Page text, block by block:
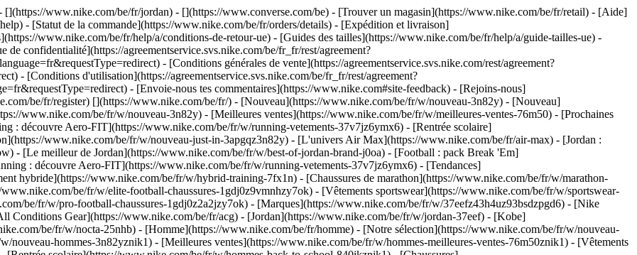
www.nike.com/be/fr/jordan) - [](https://www.converse.com/be) - [Trouver un magasin](https://www.nike.com/be/fr/retail) - [Aide]
- [Statut de la commande](https://www.nike.com/be/fr/orders/details) - [Expédition et livraison]
www.nike.com/be/fr/help/a/conditions-de-retour-ue) - [Guides des tailles](https://www.nike.com/be/fr/help/a/guide-tailles-ue) -
confidentialité](https://agreementservice.svs.nike.com/be/fr_fr/rest/agreement?
- [Conditions générales de vente](https://agreementservice.svs.nike.com/rest/agreement?
- [Conditions d'utilisation](https://agreementservice.svs.nike.com/be/fr_fr/rest/agreement?
- [Envoie-nous tes commentaires](https://www.nike.com#site-feedback) - [Rejoins-nous]
be/fr/register) [](https://www.nike.com/be/fr/) - [Nouveau](https://www.nike.com/be/fr/w/nouveau-3n82y) - [Nouveau]
www.nike.com/be/fr/w/nouveau-3n82y) - [Meilleures ventes](https://www.nike.com/be/fr/w/meilleures-ventes-76m50) - [Prochaines
: découvre Aero-FIT](https://www.nike.com/be/fr/w/running-vetements-37v7jz6ymx6) - [Rentrée scolaire]
www.nike.com/be/fr/w/nouveau-just-in-3apgqz3n82y) - [L'univers Air Max](https://www.nike.com/be/fr/air-max) - [Jordan :
- [Le meilleur de Jordan](https://www.nike.com/be/fr/w/best-of-jordan-brand-j0oa) - [Football : pack Break 'Em]
: découvre Aero-FIT](https://www.nike.com/be/fr/w/running-vetements-37v7jz6ymx6) - [Tendances]
hybride](https://www.nike.com/be/fr/w/hybrid-training-7fx1n) - [Chaussures de marathon](https://www.nike.com/be/fr/w/marathon-
be/fr/w/elite-football-chaussures-1gdj0z9vmnhzy7ok) - [Vêtements sportswear](https://www.nike.com/be/fr/w/sportswear-
be/fr/w/pro-football-chaussures-1gdj0z2a2jzy7ok) - [Marques](https://www.nike.com/be/fr/w/37eefz43h4uz93bsdzpgd6) - [Nike
Conditions Gear](https://www.nike.com/be/fr/acg) - [Jordan](https://www.nike.com/be/fr/w/jordan-37eef) - [Kobe]
be/fr/w/nocta-25nhb) - [Homme](https://www.nike.com/be/fr/homme) - [Notre sélection](https://www.nike.com/be/fr/w/nouveau-
nouveau-hommes-3n82yznik1) - [Meilleures ventes](https://www.nike.com/be/fr/w/hommes-meilleures-ventes-76m50znik1) - [Vêtements